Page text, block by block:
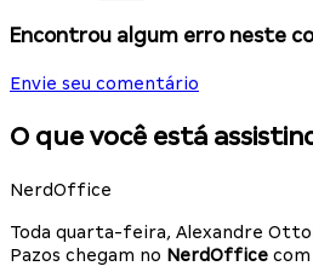
Encontrou algum erro neste
Envie seu comentário
O que você está
NerdOffice
Toda quarta-feira, Alexandre
Pazos chegam no NerdOffice